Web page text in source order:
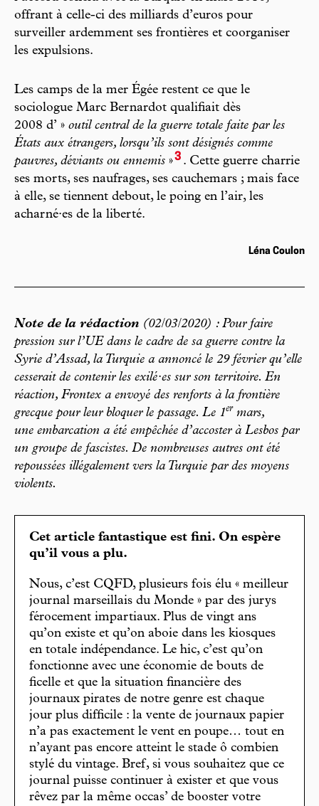
offrant à celle-ci des milliards d’euros pour
surveiller ardemment ses frontières et coorganiser
les expulsions.
Les camps de la mer Égée restent ce que le
sociologue Marc Bernardot qualifiait dès
2008 d’ » outil central de la guerre totale faite par les
États aux étrangers, lorsqu’ils sont désignés comme
pauvres, déviants ou ennemis »3 . Cette guerre charrie
ses morts, ses naufrages, ses cauchemars ; mais face
à elle, se tiennent debout, le poing en l’air, les
acharné·es de la liberté.
Léna Coulon
Note de la rédaction (02/03/2020) : Pour faire
pression sur l’UE dans le cadre de sa guerre contre la
Syrie d’Assad, la Turquie a annoncé le 29 février qu’elle
cesserait de contenir les exilé·es sur son territoire. En
réaction, Frontex a envoyé des renforts à la frontière
grecque pour leur bloquer le passage. Le 1er mars,
une embarcation a été empêchée d’accoster à Lesbos par
un groupe de fascistes. De nombreuses autres ont été
repoussées illégalement vers la Turquie par des moyens
violents.
Cet article fantastique est fini. On espère
qu’il vous a plu.
Nous, c’est CQFD, plusieurs fois élu « meilleur
journal marseillais du Monde » par des jurys
férocement impartiaux. Plus de vingt ans
qu’on existe et qu’on aboie dans les kiosques
en totale indépendance. Le hic, c’est qu’on
fonctionne avec une économie de bouts de
ficelle et que la situation financière des
journaux pirates de notre genre est chaque
jour plus difficile : la vente de journaux papier
n’a pas exactement le vent en poupe… tout en
n’ayant pas encore atteint le stade ô combien
stylé du vintage. Bref, si vous souhaitez que ce
journal puisse continuer à exister et que vous
rêvez par la même occas’ de booster votre